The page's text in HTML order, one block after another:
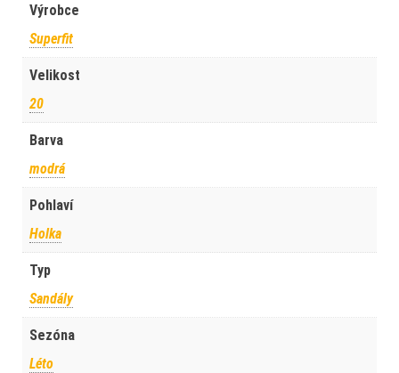
Výrobce
Superfit
Velikost
20
Barva
modrá
Pohlaví
Holka
Typ
Sandály
Sezóna
Léto